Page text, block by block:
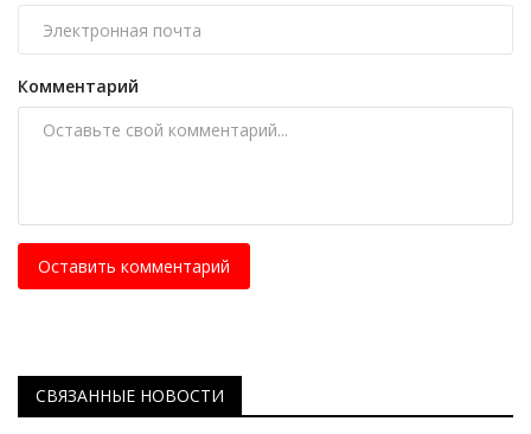
Комментарий
Оставить комментарий
СВЯЗАННЫЕ НОВОСТИ